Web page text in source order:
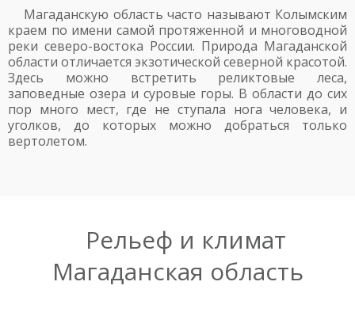
Магаданскую область часто называют Колымским
краем по имени самой протяженной и многоводной
реки северо-востока России. Природа Магаданской
области отличается экзотической северной красотой.
Здесь можно встретить реликтовые леса,
заповедные озера и суровые горы. В области до сих
пор много мест, где не ступала нога человека, и
уголков, до которых можно добраться только
вертолетом.
Рельеф и климат
Магаданская область